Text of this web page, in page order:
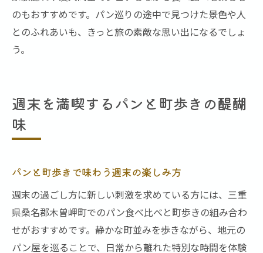
のもおすすめです。パン巡りの途中で見つけた景色や人
とのふれあいも、きっと旅の素敵な思い出になるでしょ
う。
週末を満喫するパンと町歩きの醍醐
味
パンと町歩きで味わう週末の楽しみ方
週末の過ごし方に新しい刺激を求めている方には、三重
県桑名郡木曽岬町でのパン食べ比べと町歩きの組み合わ
せがおすすめです。静かな町並みを歩きながら、地元の
パン屋を巡ることで、日常から離れた特別な時間を体験